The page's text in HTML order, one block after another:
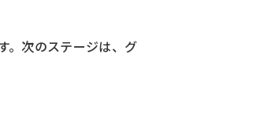
。次のステージは、グ